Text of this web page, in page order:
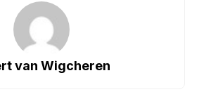
gr
a
m
van Wigcheren